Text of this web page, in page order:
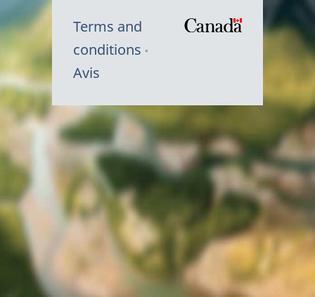
Terms and
conditions
Avis
Canada